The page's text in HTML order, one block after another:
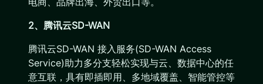
2、腾讯云SD-WAN
腾讯云SD-WAN 接入服务(SD-WAN Access
Service)助力多分支轻松实现与云、数据中心的任
意互联，具有即插即用、多地域覆盖、智能管控等